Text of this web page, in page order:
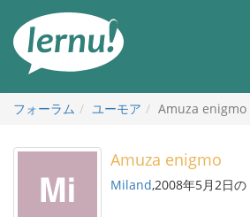
フォーラム
ユーモア Amuza enigmo
Amuza enigmo
Miland,2008年5月2日の